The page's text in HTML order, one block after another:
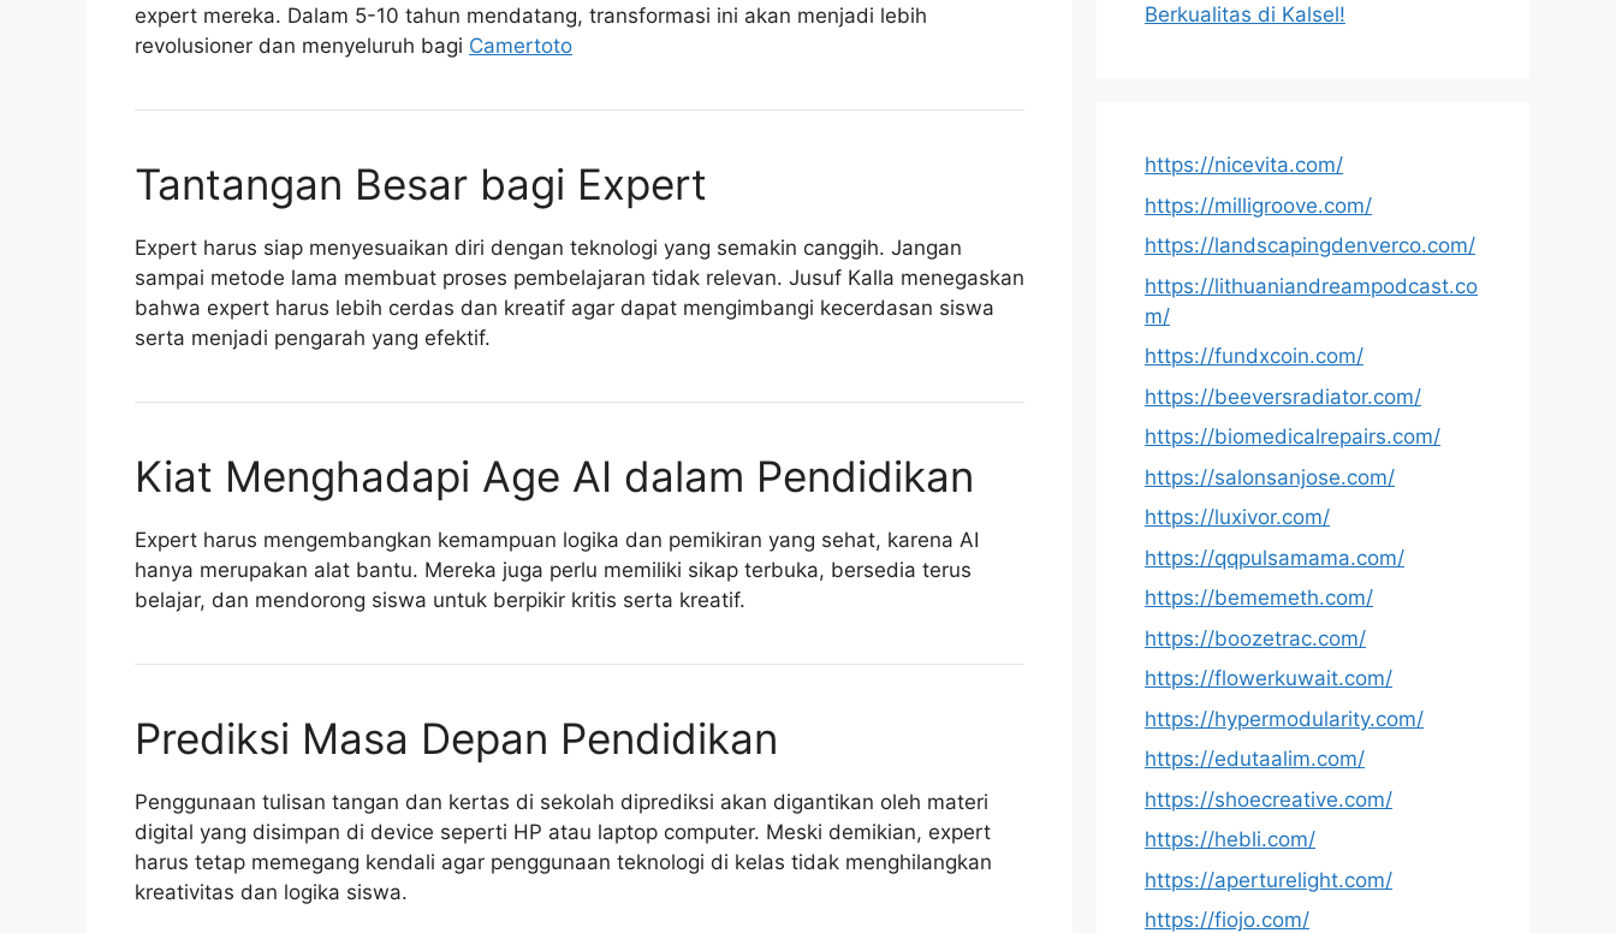
expert mereka. Dalam 5-10 tahun mendatang, transformasi ini akan menjadi lebih
revolusioner dan menyeluruh bagi Camertoto
Tantangan Besar bagi Expert
Expert harus siap menyesuaikan diri dengan teknologi yang semakin canggih. Jangan
sampai metode lama membuat proses pembelajaran tidak relevan. Jusuf Kalla menegaskan
bahwa expert harus lebih cerdas dan kreatif agar dapat mengimbangi kecerdasan siswa
serta menjadi pengarah yang efektif.
Kiat Menghadapi Age AI dalam Pendidikan
Expert harus mengembangkan kemampuan logika dan pemikiran yang sehat, karena AI
hanya merupakan alat bantu. Mereka juga perlu memiliki sikap terbuka, bersedia terus
belajar, dan mendorong siswa untuk berpikir kritis serta kreatif.
Prediksi Masa Depan Pendidikan
Penggunaan tulisan tangan dan kertas di sekolah diprediksi akan digantikan oleh materi
digital yang disimpan di device seperti HP atau laptop computer. Meski demikian, expert
harus tetap memegang kendali agar penggunaan teknologi di kelas tidak menghilangkan
kreativitas dan logika siswa.
Berkualitas di Kalsel!
https://nicevita.com/
https://milligroove.com/
https://landscapingdenverco.com/
https://lithuaniandreampodcast.co
m/
https://fundxcoin.com/
https://beeversradiator.com/
https://biomedicalrepairs.com/
https://salonsanjose.com/
https://luxivor.com/
https://qqpulsamama.com/
https://bememeth.com/
https://boozetrac.com/
https://flowerkuwait.com/
https://hypermodularity.com/
https://edutaalim.com/
https://shoecreative.com/
https://hebli.com/
https://aperturelight.com/
https://fiojo.com/